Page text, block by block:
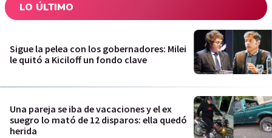
LO ÚLTIMO
Sigue la pelea con los gobernadores: Milei
le quitó a Kiciloff un fondo clave
Una pareja se iba de vacaciones y el ex
suegro lo mató de 12 disparos: ella quedó
herida